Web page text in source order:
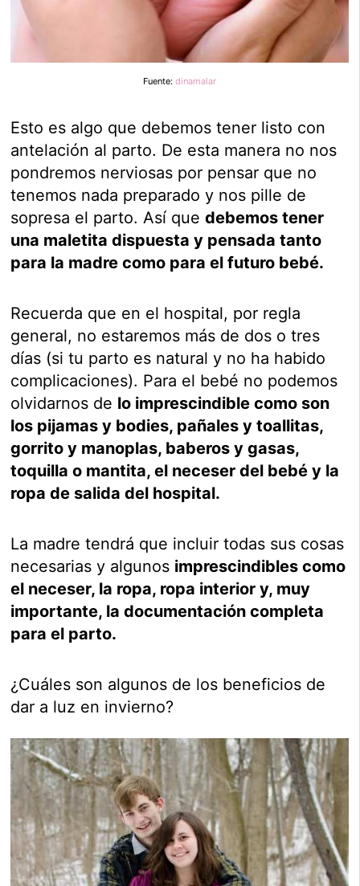
Fuente: dinamalar
Esto es algo que debemos tener listo con
antelación al parto. De esta manera no nos
pondremos nerviosas por pensar que no
tenemos nada preparado y nos pille de
sopresa el parto. Así quedebemos tener
una maletita dispuesta y pensada tanto
para la madre como para el futuro bebé.
Recuerda que en el hospital, por regla
general, no estaremos más de dos o tres
días (si tu parto es natural y no ha habido
complicaciones). Para el bebé no podemos
olvidarnos de lo imprescindible como son
los pijamas y bodies, pañales y toallitas,
gorrito y manoplas, baberos y gasas,
toquilla o mantita, el neceser del bebé y la
ropa de salida del hospital.
La madre tendrá que incluir todas sus cosas
necesarias y algunos imprescindibles como
el neceser, la ropa, ropa interior y, muy
importante, la documentación completa
para el parto.
¿Cuáles son algunos de los beneficios de
dar a luz en invierno?